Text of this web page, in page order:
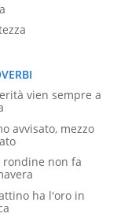
vien sempre a
avvisato, mezzo
rondine non fa
ha l'oro in